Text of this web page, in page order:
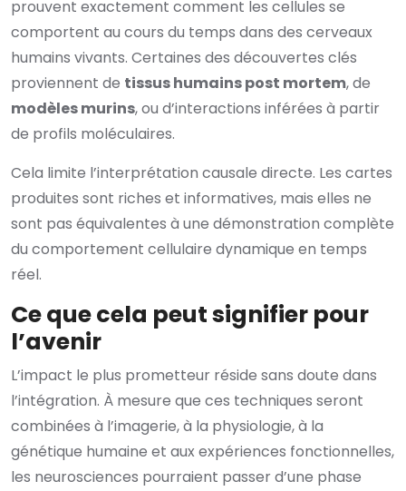
prouvent exactement comment les cellules se
comportent au cours du temps dans des cerveaux
humains vivants. Certaines des découvertes clés
proviennent de tissus humains post mortem, de
modèles murins, ou d’interactions inférées à partir
de profils moléculaires.
Cela limite l’interprétation causale directe. Les cartes
produites sont riches et informatives, mais elles ne
sont pas équivalentes à une démonstration complète
du comportement cellulaire dynamique en temps
réel.
Ce que cela peut signifier pour
l’avenir
L’impact le plus prometteur réside sans doute dans
l’intégration. À mesure que ces techniques seront
combinées à l’imagerie, à la physiologie, à la
génétique humaine et aux expériences fonctionnelles,
les neurosciences pourraient passer d’une phase